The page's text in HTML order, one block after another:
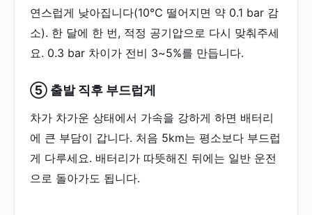
연스럽게 낮아집니다(10℃ 떨어지면 약 0.1 bar 감
소). 한 달에 한 번, 적정 공기압으로 다시 맞춰주세
요. 0.3 bar 차이가 전비 3~5%를 만듭니다.
⑤ 출발 직후 부드럽게
차가 차가운 상태에서 가속을 강하게 하면 배터리
에 큰 부담이 갑니다. 처음 5km는 평소보다 부드럽
게 다루세요. 배터리가 따뜻해진 뒤에는 일반 운전
으로 돌아가도 됩니다.